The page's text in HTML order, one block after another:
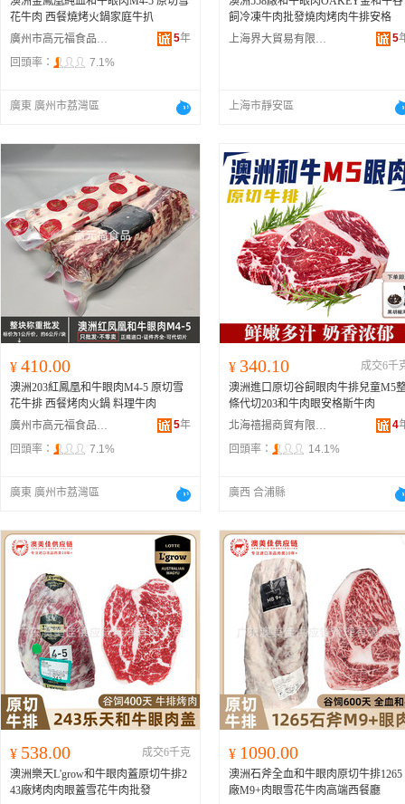
花牛肉 西餐燒烤火鍋家庭牛扒
廣州市高元福食品有限公司
5年
回頭率：
7.1%
廣東 廣州市荔灣區
飼冷凍牛肉批發燒肉烤肉牛排安格
上海界大貿易有限公司
5
上海市靜安區
¥ 410.00
澳洲203紅鳳凰和牛眼肉M4-5 原切雪
花牛排 西餐烤肉火鍋 料理牛肉
廣州市高元福食品有限公司
5年
回頭率：
7.1%
廣東 廣州市荔灣區
¥ 340.10
成交6千
澳洲進口原切谷飼眼肉牛排兒童M5
條代切203和牛肉眼安格斯牛肉
北海禧揚商貿有限公司
4
回頭率：
14.1%
廣西 合浦縣
¥ 538.00
成交6千克
澳洲樂天L'grow和牛眼肉蓋原切牛排2
43廠烤肉肉眼蓋雪花牛肉批發
¥ 1090.00
澳洲石斧全血和牛眼肉原切牛排1265
廠M9+肉眼雪花牛肉高端西餐廳